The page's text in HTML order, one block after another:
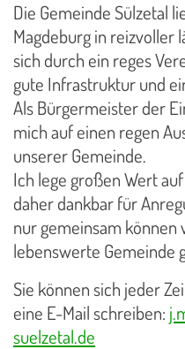
Die Gemeinde Sülzetal
Magdeburg in reizvoller
sich durch ein reges
gute Infrastruktur und
Als Bürgermeister der
mich auf einen regen
unserer Gemeinde.
Ich lege großen Wert
daher dankbar für
nur gemeinsam können
lebenswerte Gemeinde
Sie können sich jeder
eine E-Mail schreiben:
suelzetal.de